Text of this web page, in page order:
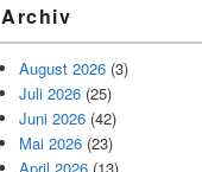
Archiv
August 2026 (3)
Juli 2026 (25)
Juni 2026 (42)
Mai 2026 (23)